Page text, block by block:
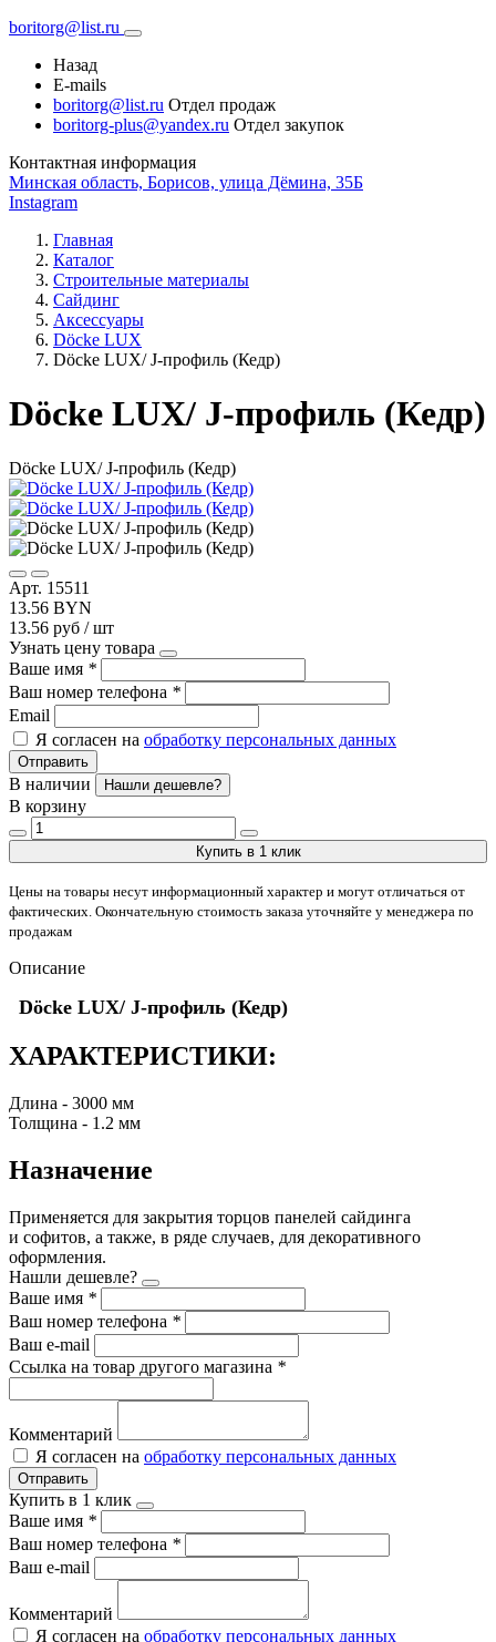
boritorg@list.ru
Назад
E-mails
boritorg@list.ru Отдел продаж
boritorg-plus@yandex.ru Отдел закупок
Контактная информация
Минская область, Борисов, улица Дёмина, 35Б
Instagram
Главная
Каталог
Строительные материалы
Сайдинг
Аксессуары
Döcke LUX
Döcke LUX/ J-профиль (Кедр)
Döcke LUX/ J-профиль (Кедр)
Döcke LUX/ J-профиль (Кедр)
Арт. 15511
13.56 BYN
13.56 руб / шт
Узнать цену товара
Ваше имя *
Ваш номер телефона *
Email
Я согласен на обработку персональных данных
Отправить
В наличии Нашли дешевле?
В корзину
Купить в 1 клик
Цены на товары несут информационный характер и могут отличаться от
фактических. Окончательную стоимость заказа уточняйте у менеджера по
продажам
Описание
Döcke LUX/ J-профиль (Кедр)
ХАРАКТЕРИСТИКИ:
Длина - 3000 мм
Толщина - 1.2 мм
Назначение
Применяется для закрытия торцов панелей сайдинга
и софитов, а также, в ряде случаев, для декоративного
оформления.
Нашли дешевле?
Ваше имя *
Ваш номер телефона *
Ваш e-mail
Ссылка на товар другого магазина *
Комментарий
Я согласен на обработку персональных данных
Отправить
Купить в 1 клик
Ваше имя *
Ваш номер телефона *
Ваш e-mail
Комментарий
Я согласен на обработку персональных данных